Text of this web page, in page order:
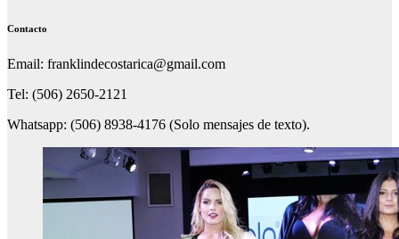
Contacto
Email: franklindecostarica@gmail.com
Tel: (506) 2650-2121
Whatsapp: (506) 8938-4176 (Solo mensajes de texto).